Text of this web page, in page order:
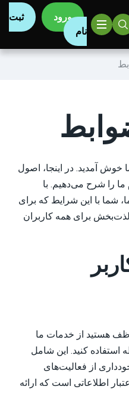
ورود
ثبت
نام
آمدید. در اینجا، اصول
ما را شرح می‌دهیم. با
شما با این شرایط که برای
برای همه کاربران
هستید از خدمات ما
استفاده کنید. این شامل
از فعالیت‌های
اطلاعاتی است که ارائه